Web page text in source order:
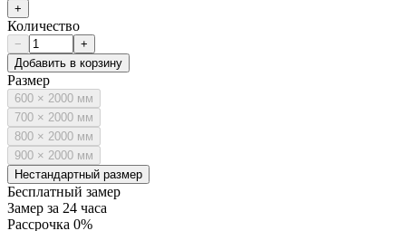
+
Количество
−
+
Добавить в корзину
Размер
600 × 2000 мм
700 × 2000 мм
800 × 2000 мм
900 × 2000 мм
Нестандартный размер
Бесплатный замер
Замер за 24 часа
Рассрочка 0%